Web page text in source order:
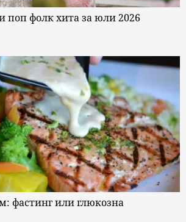
поп фолк хита за юли 2026
фастинг или глюкозна